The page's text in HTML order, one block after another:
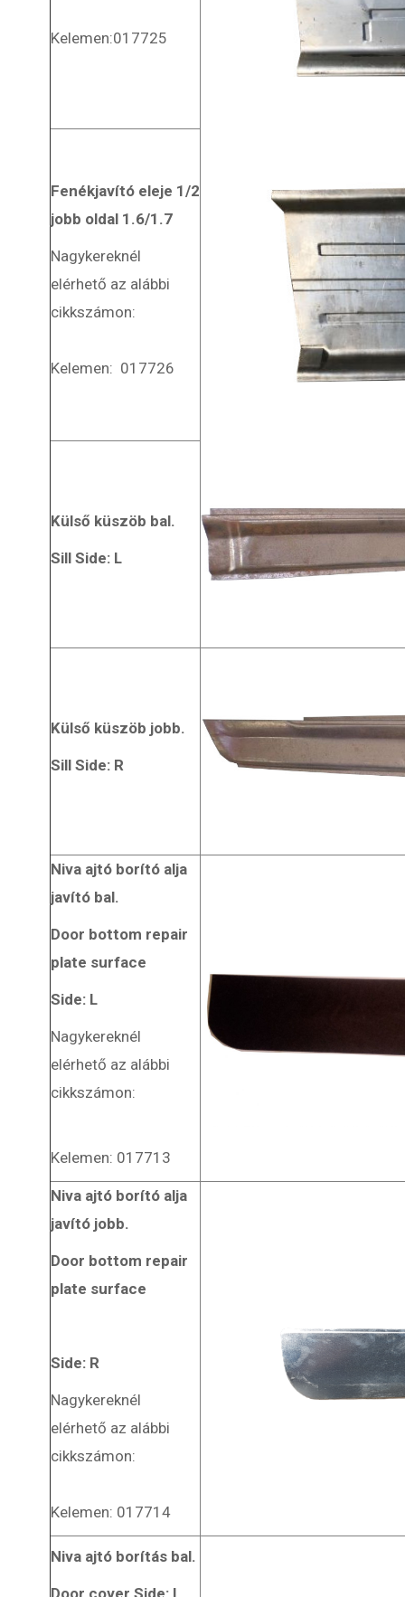
Kelemen:017725
Fenékjavító eleje 1/2
jobb oldal 1.6/1.7
Nagykereknél
elérhető az alábbi
cikkszámon:
Kelemen: 017726
Külső küszöb bal.
Sill Side: L
Külső küszöb jobb.
Sill Side: R
Niva ajtó borító alja
javító bal.
Door bottom repair
plate surface
Side: L
Nagykereknél
elérhető az alábbi
cikkszámon:
Kelemen: 017713
Niva ajtó borító alja
javító jobb.
Door bottom repair
plate surface
Side: R
Nagykereknél
elérhető az alábbi
cikkszámon:
Kelemen: 017714
Niva ajtó borítás bal.